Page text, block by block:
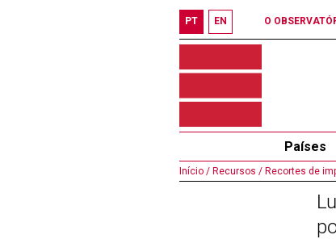
PT EN O
Países
Início / Recursos / Recortes de